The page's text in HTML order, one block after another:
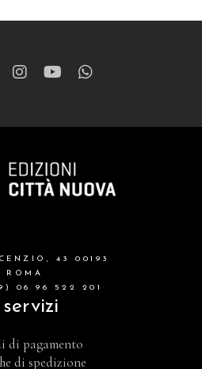
43 00193
ROMA
06 96 522 201
I servizi
di pagamento
di spedizione